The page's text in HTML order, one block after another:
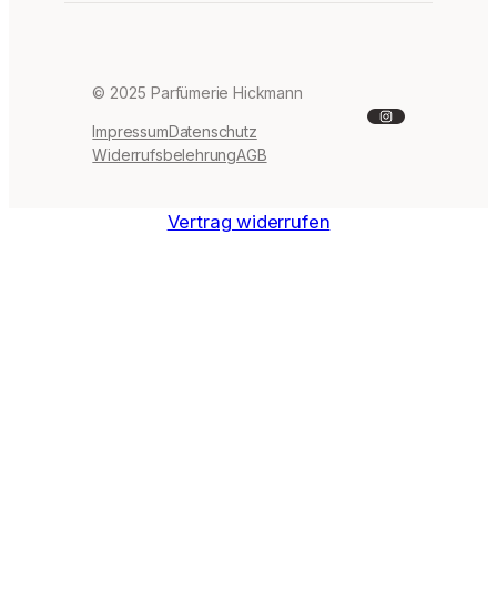
© 2025 Parfümerie Hickmann
ImpressumDatenschutz
WiderrufsbelehrungAGB
Instagram
Vertrag widerrufen